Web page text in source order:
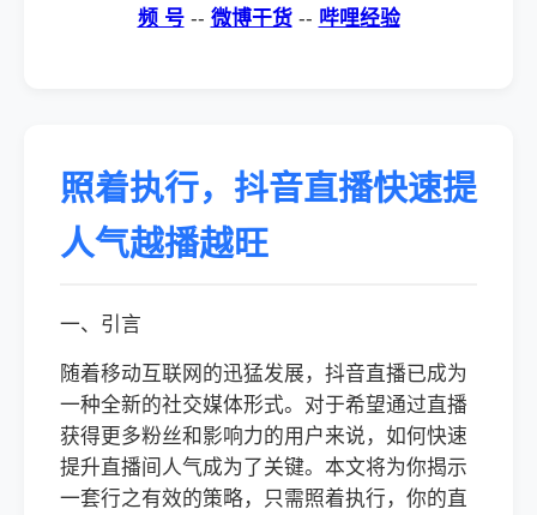
频 号 -- 微博干货 -- 哔哩经验
照着执行，抖音直播快速提
人气越播越旺
一、引言
随着移动互联网的迅猛发展，抖音直播已成为
一种全新的社交媒体形式。对于希望通过直播
获得更多粉丝和影响力的用户来说，如何快速
提升直播间人气成为了关键。本文将为你揭示
一套行之有效的策略，只需照着执行，你的直